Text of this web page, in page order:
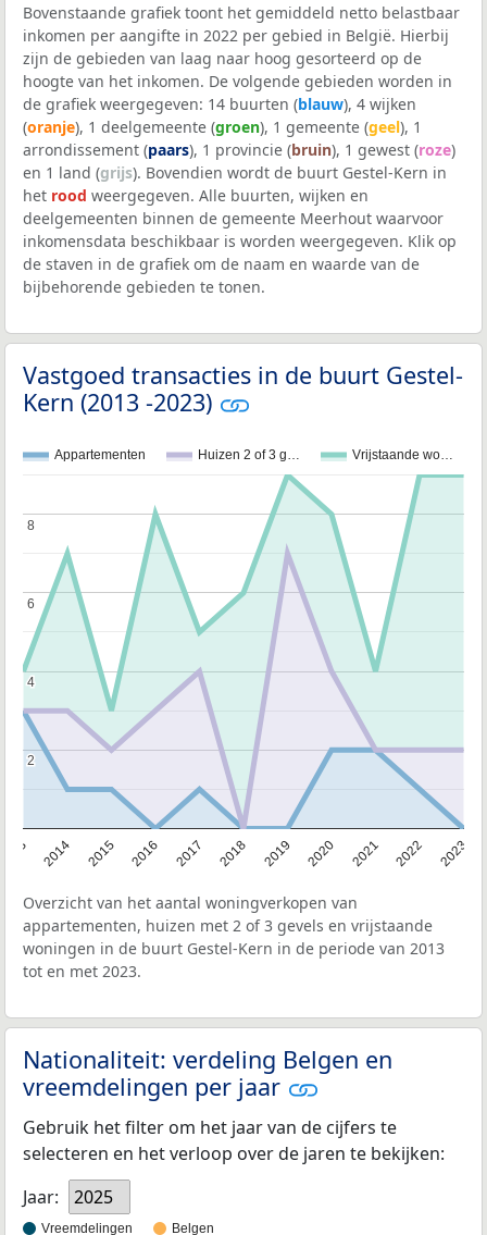
Bovenstaande grafiek toont het gemiddeld netto belastbaar
inkomen per aangifte in 2022 per gebied in België. Hierbij
zijn de gebieden van laag naar hoog gesorteerd op de
hoogte van het inkomen. De volgende gebieden worden in
de grafiek weergegeven: 14 buurten (blauw), 4 wijken
(oranje), 1 deelgemeente (groen), 1 gemeente (geel), 1
arrondissement (paars), 1 provincie (bruin), 1 gewest (roze)
en 1 land (grijs). Bovendien wordt de buurt Gestel-Kern in
het rood weergegeven. Alle buurten, wijken en
deelgemeenten binnen de gemeente Meerhout waarvoor
inkomensdata beschikbaar is worden weergegeven. Klik op
de staven in de grafiek om de naam en waarde van de
bijbehorende gebieden te tonen.
Vastgoed transacties in de buurt Gestel-
Kern (2013 -2023)
Appartementen Huizen 2 of 3 g… Vrijstaande wo…
2014 2015 2016 2017 2018 2019 2020 2021 2022 2023
2
2
4
4
6
6
8
8
Overzicht van het aantal woningverkopen van
appartementen, huizen met 2 of 3 gevels en vrijstaande
woningen in de buurt Gestel-Kern in de periode van 2013
tot en met 2023.
Nationaliteit: verdeling Belgen en
vreemdelingen per jaar
Gebruik het filter om het jaar van de cijfers te
selecteren en het verloop over de jaren te bekijken:
Jaar:
2025
Vreemdelingen Belgen